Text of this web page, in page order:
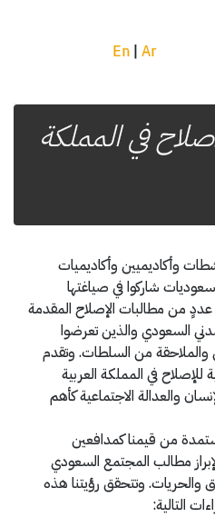
En| Ar
في المملكة
وأكاديميين وأكاديميات
شاركوا في صياغتها
عددٍ من مطالبات الإصلاح المقدمة
السعودي والذين تعرضوا
من السلطات. وتقدم
في المملكة العربية
والعدالة الاجتماعية كأهم
من قيمنا كمدافعين
مطالب المجتمع السعودي
والحريات. وتتحقق رؤيتنا هذه
التالية: